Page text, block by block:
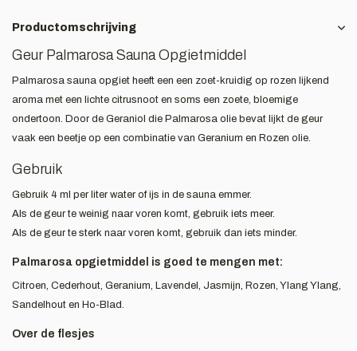
Productomschrijving
Geur Palmarosa Sauna Opgietmiddel
Palmarosa sauna opgiet heeft een een zoet-kruidig op rozen lijkend
aroma met een lichte citrusnoot en soms een zoete, bloemige
ondertoon. Door de Geraniol die Palmarosa olie bevat lijkt de geur
vaak een beetje op een combinatie van Geranium en Rozen olie.
Gebruik
Gebruik 4 ml per liter water of ijs in de sauna emmer.
Als de geur te weinig naar voren komt, gebruik iets meer.
Als de geur te sterk naar voren komt, gebruik dan iets minder.
Palmarosa opgietmiddel is goed te mengen met:
Citroen, Cederhout, Geranium, Lavendel, Jasmijn, Rozen, Ylang Ylang,
Sandelhout en Ho-Blad.
Over de flesjes